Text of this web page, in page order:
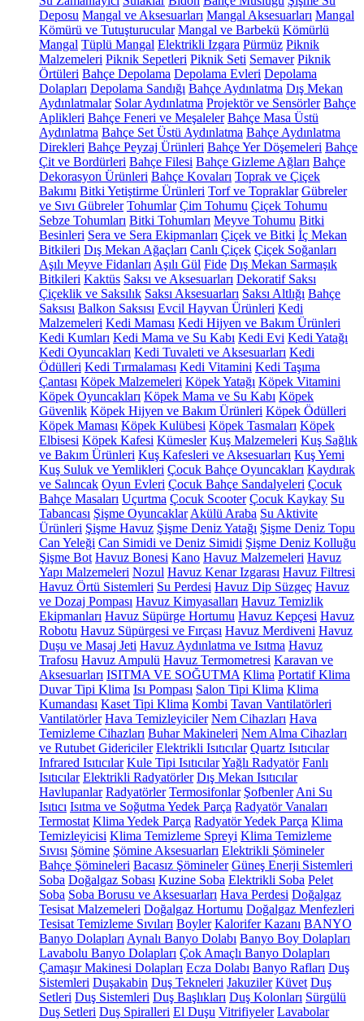
Deposu Mangal ve Aksesuarları Mangal Aksesuarları Mangal
Kömürü ve Tutuşturucular Mangal ve Barbekü Kömürlü
Mangal Tüplü Mangal Elektrikli Izgara Pürmüz Piknik
Malzemeleri Piknik Sepetleri Piknik Seti Semaver Piknik
Örtüleri Bahçe Depolama Depolama Evleri Depolama
Dolapları Depolama Sandığı Bahçe Aydınlatma Dış Mekan
Aydınlatmalar Solar Aydınlatma Projektör ve Sensörler Bahçe
Aplikleri Bahçe Feneri ve Meşaleler Bahçe Masa Üstü
Aydınlatma Bahçe Set Üstü Aydınlatma Bahçe Aydınlatma
Direkleri Bahçe Peyzaj Ürünleri Bahçe Yer Döşemeleri Bahçe
Çit ve Bordürleri Bahçe Filesi Bahçe Gizleme Ağları Bahçe
Dekorasyon Ürünleri Bahçe Kovaları Toprak ve Çiçek
Bakımı Bitki Yetiştirme Ürünleri Torf ve Topraklar Gübreler
ve Sıvı Gübreler Tohumlar Çim Tohumu Çiçek Tohumu
Sebze Tohumları Bitki Tohumları Meyve Tohumu Bitki
Besinleri Sera ve Sera Ekipmanları Çiçek ve Bitki İç Mekan
Bitkileri Dış Mekan Ağaçları Canlı Çiçek Çiçek Soğanları
Aşılı Meyve Fidanları Aşılı Gül Fide Dış Mekan Sarmaşık
Bitkileri Kaktüs Saksı ve Aksesuarları Dekoratif Saksı
Çiçeklik ve Saksılık Saksı Aksesuarları Saksı Altlığı Bahçe
Saksısı Balkon Saksısı Evcil Hayvan Ürünleri Kedi
Malzemeleri Kedi Maması Kedi Hijyen ve Bakım Ürünleri
Kedi Kumları Kedi Mama ve Su Kabı Kedi Evi Kedi Yatağı
Kedi Oyuncakları Kedi Tuvaleti ve Aksesuarları Kedi
Ödülleri Kedi Tırmalaması Kedi Vitamini Kedi Taşıma
Çantası Köpek Malzemeleri Köpek Yatağı Köpek Vitamini
Köpek Oyuncakları Köpek Mama ve Su Kabı Köpek
Güvenlik Köpek Hijyen ve Bakım Ürünleri Köpek Ödülleri
Köpek Maması Köpek Kulübesi Köpek Tasmaları Köpek
Elbisesi Köpek Kafesi Kümesler Kuş Malzemeleri Kuş Sağlık
ve Bakım Ürünleri Kuş Kafesleri ve Aksesuarları Kuş Yemi
Kuş Suluk ve Yemlikleri Çocuk Bahçe Oyuncakları Kaydırak
ve Salıncak Oyun Evleri Çocuk Bahçe Sandalyeleri Çocuk
Bahçe Masaları Uçurtma Çocuk Scooter Çocuk Kaykay Su
Tabancası Şişme Oyuncaklar Akülü Araba Su Aktivite
Ürünleri Şişme Havuz Şişme Deniz Yatağı Şişme Deniz Topu
Can Yeleği Can Simidi ve Deniz Simidi Şişme Deniz Kolluğu
Şişme Bot Havuz Bonesi Kano Havuz Malzemeleri Havuz
Yapı Malzemeleri Nozul Havuz Kenar Izgarası Havuz Filtresi
Havuz Örtü Sistemleri Su Perdesi Havuz Dip Süzgeç Havuz
ve Dozaj Pompası Havuz Kimyasalları Havuz Temizlik
Ekipmanları Havuz Süpürge Hortumu Havuz Kepçesi Havuz
Robotu Havuz Süpürgesi ve Fırçası Havuz Merdiveni Havuz
Duşu ve Masaj Jeti Havuz Aydınlatma ve Isıtma Havuz
Trafosu Havuz Ampulü Havuz Termometresi Karavan ve
Aksesuarları ISITMA VE SOĞUTMA Klima Portatif Klima
Duvar Tipi Klima Isı Pompası Salon Tipi Klima Klima
Kumandası Kaset Tipi Klima Kombi Tavan Vantilatörleri
Vantilatörler Hava Temizleyiciler Nem Cihazları Hava
Temizleme Cihazları Buhar Makineleri Nem Alma Cihazları
ve Rutubet Gidericiler Elektrikli Isıtıcılar Quartz Isıtıcılar
Infrared Isıtıcılar Kule Tipi IsıtıcılarYağlı Radyatör Fanlı
Isıtıcılar Elektrikli Radyatörler Dış Mekan Isıtıcılar
Havlupanlar Radyatörler Termosifonlar Şofbenler Ani Su
Isıtıcı Isıtma ve Soğutma Yedek Parça Radyatör Vanaları
Termostat Klima Yedek Parça Radyatör Yedek Parça Klima
Temizleyicisi Klima Temizleme Spreyi Klima Temizleme
Sıvısı Şömine Şömine Aksesuarları Elektrikli Şömineler
Bahçe Şömineleri Bacasız Şömineler Güneş Enerji Sistemleri
Soba Doğalgaz Sobası Kuzine Soba Elektrikli Soba Pelet
Soba Soba Borusu ve Aksesuarları Hava Perdesi Doğalgaz
Tesisat Malzemeleri Doğalgaz Hortumu Doğalgaz Menfezleri
Tesisat Temizleme Sıvıları Boyler Kalorifer Kazanı BANYO
Banyo Dolapları Aynalı Banyo Dolabı Banyo Boy Dolapları
Lavabolu Banyo Dolapları Çok Amaçlı Banyo Dolapları
Çamaşır Makinesi Dolapları Ecza Dolabı Banyo Rafları Duş
Sistemleri Duşakabin Duş Tekneleri Jakuziler Küvet Duş
Setleri Duş Sistemleri Duş Başlıkları Duş Kolonları Sürgülü
Duş Setleri Duş Spiralleri El Duşu Vitrifiyeler Lavabolar